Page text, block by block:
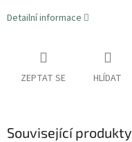
Detailní informace
ZEPTAT SE HLÍDAT
Související produkty